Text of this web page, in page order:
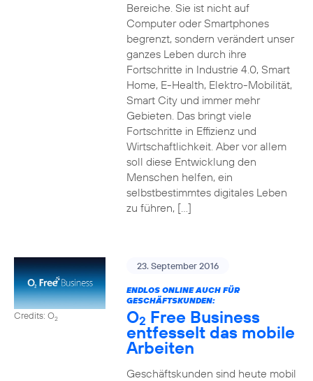
Bereiche. Sie ist nicht auf
Computer oder Smartphones
begrenzt, sondern verändert unser
ganzes Leben durch ihre
Fortschritte in Industrie 4.0, Smart
Home, E-Health, Elektro-Mobilität,
Smart City und immer mehr
Gebieten. Das bringt viele
Fortschritte in Effizienz und
Wirtschaftlichkeit. Aber vor allem
soll diese Entwicklung den
Menschen helfen, ein
selbstbestimmtes digitales Leben
zu führen, […]
Credits: O2
23. September 2016
ENDLOS ONLINE AUCH FÜR
GESCHÄFTSKUNDEN:
O2 Free Business
entfesselt das mobile
Arbeiten
Geschäftskunden sind heute mobil